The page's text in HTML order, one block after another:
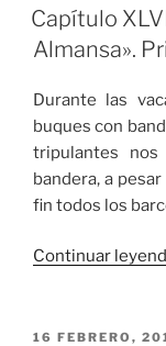
EL
Capítulo
Almansa».
Durante las
buques con
tripulantes
bandera, a
fin todos los
Continuar
PUBLICADO
16 FEBRERO,